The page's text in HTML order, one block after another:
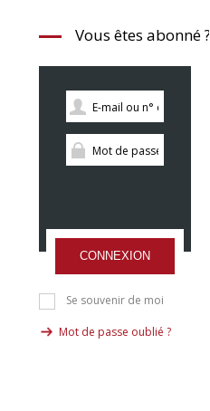
Vous êtes abonné ?
CONNEXION
Se souvenir de moi
Mot de passe oublié ?